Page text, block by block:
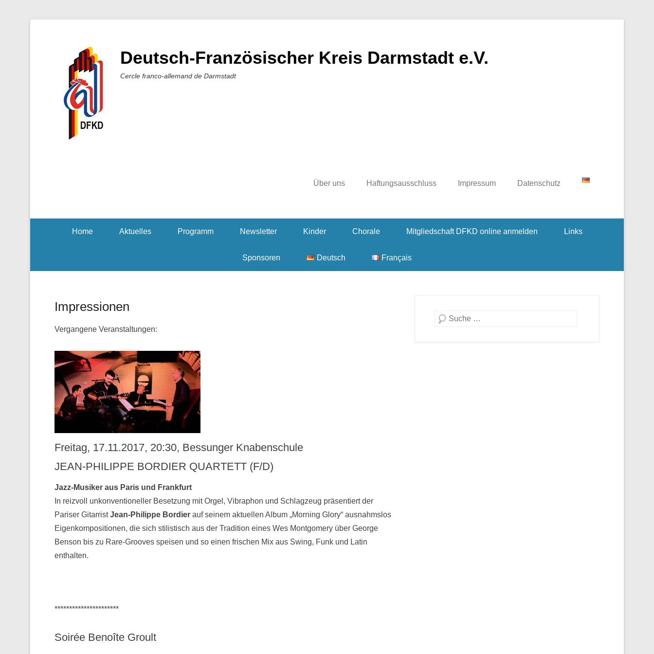
Deutsch-Französischer Kreis Darmstadt e.V.
Cercle franco-allemand de Darmstadt
Über uns Haftungsausschluss Impressum Datenschutz
Home Aktuelles Programm Newsletter Kinder Chorale Mitgliedschaft DFKD online anmelden Links
Sponsoren Deutsch Français
Impressionen
Vergangene Veranstaltungen:
Freitag, 17.11.2017, 20:30, Bessunger Knabenschule
JEAN-PHILIPPE BORDIER QUARTETT (F/D)
Jazz-Musiker aus Paris und Frankfurt
In reizvoll unkonventioneller Besetzung mit Orgel, Vibraphon und Schlagzeug präsentiert der
Pariser GitarristJean-Philippe Bordier auf seinem aktuellen Album „Morning Glory“ ausnahmslos
Eigenkompositionen, die sich stilistisch aus der Tradition eines Wes Montgomery über George
Benson bis zu Rare-Grooves speisen und so einen frischen Mix aus Swing, Funk und Latin
enthalten.
**********************
Soirée Benoîte Groult
Suchen